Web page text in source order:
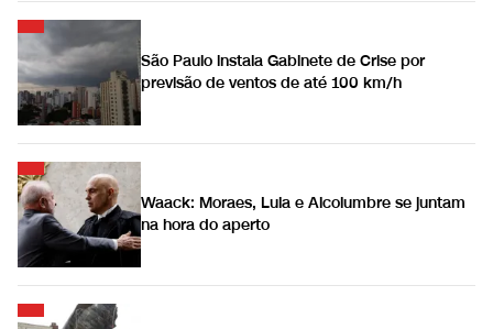
São Paulo instala Gabinete de Crise por
previsão de ventos de até 100 km/h
Waack: Moraes, Lula e Alcolumbre se juntam
na hora do aperto